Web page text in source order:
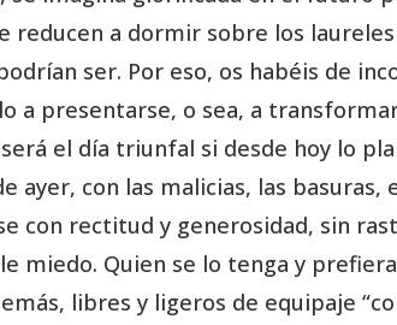
reducen a dormir sobre los
ser. Por eso, os habéis de
a presentarse, o sea, a
el día triunfal si desde hoy lo
ayer, con las malicias, las basuras,
con rectitud y generosidad, sin
miedo. Quien se lo tenga y
libres y ligeros de equipaje